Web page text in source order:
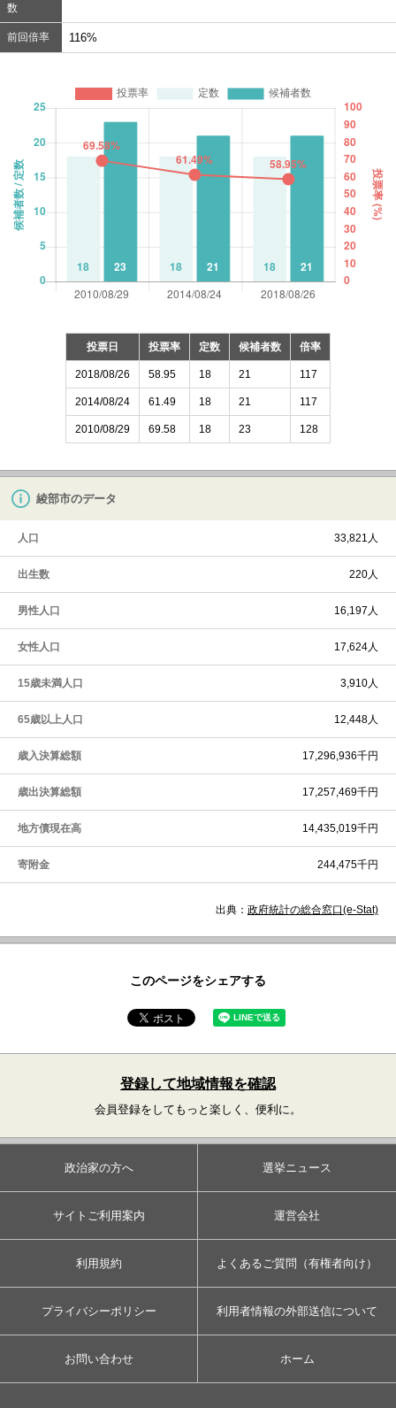
数
前回倍率 116%
投票日 投票率 定数 候補者数 倍率
2018/08/26 58.95 18 21 117
2014/08/24 61.49 18 21 117
2010/08/29 69.58 18 23 128
綾部市のデータ
人口 33,821人
出生数 220人
男性人口 16,197人
女性人口 17,624人
15歳未満人口 3,910人
65歳以上人口 12,448人
歳入決算総額 17,296,936千円
歳出決算総額 17,257,469千円
地方債現在高 14,435,019千円
寄附金 244,475千円
出典： 政府統計の総合窓口(e-Stat)
このページをシェアする
登録して地域情報を確認
会員登録をしてもっと楽しく、便利に。
政治家の方へ 選挙ニュース
サイトご利用案内 運営会社
利用規約 よくあるご質問（有権者向け）
プライバシーポリシー 利用者情報の外部送信について
お問い合わせ ホーム